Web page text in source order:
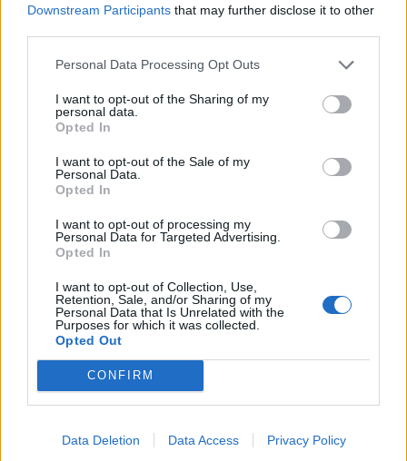
Downstream Participants that may further disclose it to other
Personal Data Processing Opt Outs
I want to opt-out of the Sharing of my
personal data.
Opted In
I want to opt-out of the Sale of my
Personal Data.
Opted In
I want to opt-out of processing my
Personal Data for Targeted Advertising.
Opted In
I want to opt-out of Collection, Use,
Retention, Sale, and/or Sharing of my
Personal Data that Is Unrelated with the
Purposes for which it was collected.
Opted Out
CONFIRM
Data Deletion Data Access Privacy Policy
Κινηματογράφος
The Blair Witch Project επιστρέφει στους
κινηματογράφους με νέα ταινία το 2027
Όλα όσα γνωρίζουμε για τη νέα εκδοχή του The Blair Witch
Project από τη Lionsgate: ημερομηνία